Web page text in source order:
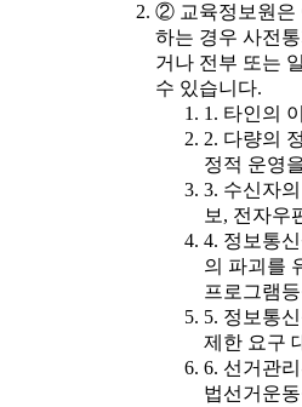
② 교육정보원은
하는 경우 사전
거나 전부 또는
수 있습니다.
1. 타인의
2. 다량의
정적 운영
3. 수신자
보, 전자우
4. 정보통
의 파괴를
프로그램
5. 정보통
제한 요구
6. 선거관
법선거운